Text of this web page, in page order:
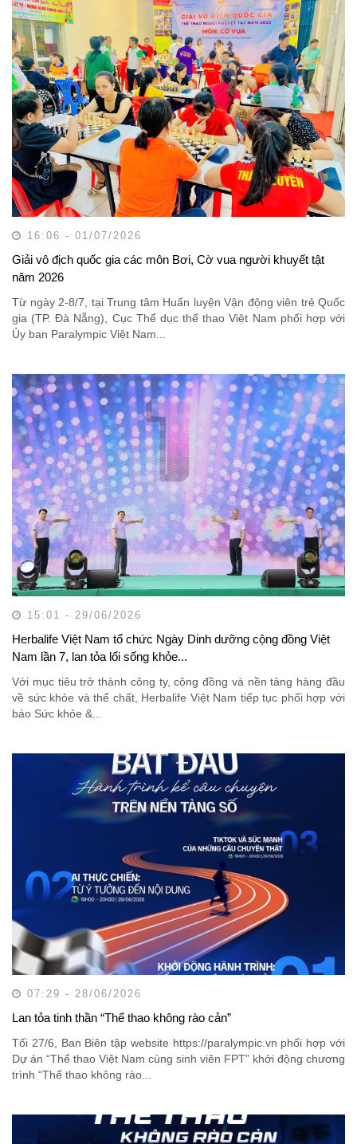
16:06 - 01/07/2026
Giải vô địch quốc gia các môn Bơi, Cờ vua người khuyết tật
năm 2026
Từ ngày 2-8/7, tại Trung tâm Huấn luyện Vận động viên trẻ Quốc
gia (TP. Đà Nẵng), Cục Thể dục thể thao Việt Nam phối hợp với
Ủy ban Paralympic Việt Nam...
15:01 - 29/06/2026
Herbalife Việt Nam tổ chức Ngày Dinh dưỡng cộng đồng Việt
Nam lần 7, lan tỏa lối sống khỏe...
Với mục tiêu trở thành công ty, cộng đồng và nền tảng hàng đầu
về sức khỏe và thể chất, Herbalife Việt Nam tiếp tục phối hợp với
báo Sức khỏe &...
07:29 - 28/06/2026
Lan tỏa tinh thần “Thể thao không rào cản”
Tối 27/6, Ban Biên tập website https://paralympic.vn phối hợp với
Dự án “Thể thao Việt Nam cùng sinh viên FPT” khởi động chương
trình “Thể thao không rào...